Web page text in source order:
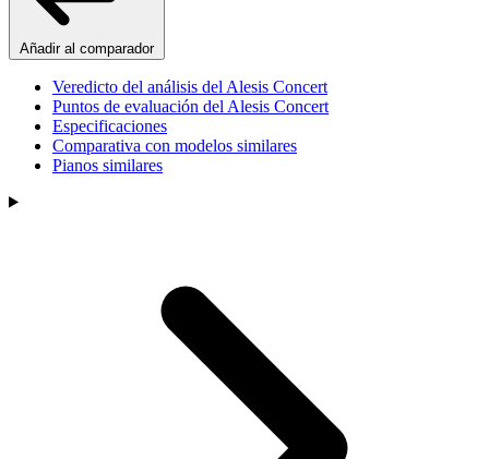
Añadir al comparador
Veredicto del análisis del Alesis Concert
Puntos de evaluación del Alesis Concert
Especificaciones
Comparativa con modelos similares
Pianos similares